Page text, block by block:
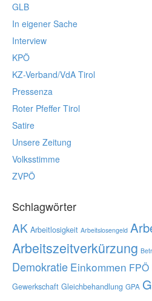
GLB
In eigener Sache
Interview
KPÖ
KZ-Verband/VdA Tirol
Pressenza
Roter Pfeffer Tirol
Satire
Unsere Zeitung
Volksstimme
ZVPÖ
Schlagwörter
AK Arbeitlosigkeit Arbeitslosengeld
Arbeitszeitverkürzung
Demokratie Einkommen FPÖ
Gewerkschaft Gleichbehandlung GPA